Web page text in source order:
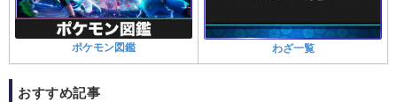
ポケモン図鑑 わざ一覧
おすすめ記事